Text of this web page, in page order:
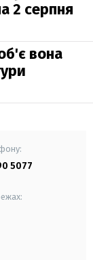
2 серпня
вона
5077